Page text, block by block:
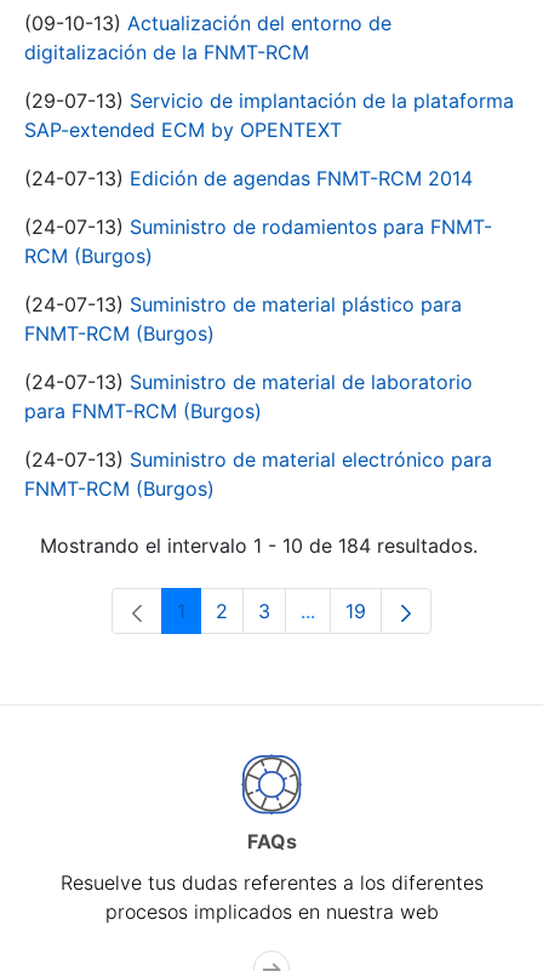
(09-10-13) Actualización del entorno de
digitalización de la FNMT-RCM
(29-07-13) Servicio de implantación de la plataforma
SAP-extended ECM by OPENTEXT
(24-07-13) Edición de agendas FNMT-RCM 2014
(24-07-13) Suministro de rodamientos para FNMT-
RCM (Burgos)
(24-07-13) Suministro de material plástico para
FNMT-RCM (Burgos)
(24-07-13) Suministro de material de laboratorio
para FNMT-RCM (Burgos)
(24-07-13) Suministro de material electrónico para
FNMT-RCM (Burgos)
Mostrando el intervalo 1 - 10 de 184 resultados.
Página
1 Página
2 Página
3 ...Páginas intermedias Use
Página
19
FAQs
Resuelve tus dudas referentes a los diferentes
procesos implicados en nuestra web